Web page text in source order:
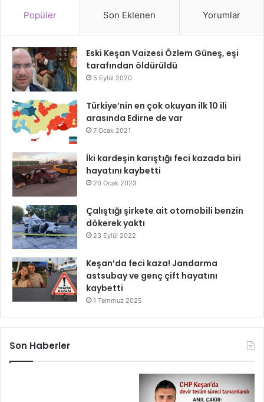
Popüler Son Eklenen Yorumlar
Eski Keşan Vaizesi Özlem Güneş, eşi
tarafından öldürüldü
5 Eylül 2020
Türkiye’nin en çok okuyan ilk 10 ili
arasında Edirne de var
7 Ocak 2021
İki kardeşin karıştığı feci kazada biri
hayatını kaybetti
20 Ocak 2023
Çalıştığı şirkete ait otomobili benzin
dökerek yaktı
23 Eylül 2022
Keşan’da feci kaza! Jandarma
astsubay ve genç çift hayatını
kaybetti
1 Temmuz 2025
Son Haberler